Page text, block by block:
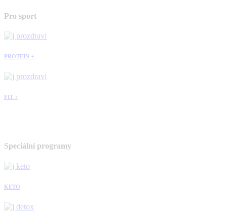
Pro sport
PROTEIN +
FIT +
Speciální programy
KETO